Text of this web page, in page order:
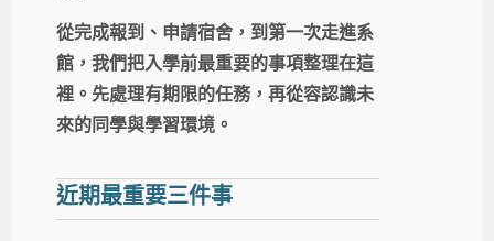
從完成報到、申請宿舍，到第一次走進系
館，我們把入學前最重要的事項整理在這
裡。先處理有期限的任務，再從容認識未
來的同學與學習環境。
近期最重要三件事